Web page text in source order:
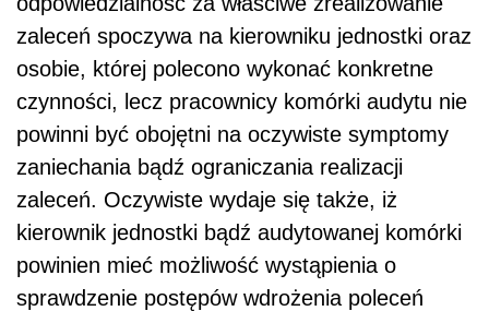
zaleceń spoczywa na kierowniku jednostki oraz
osobie, której polecono wykonać konkretne
czynności, lecz pracownicy komórki audytu nie
powinni być obojętni na oczywiste symptomy
zaniechania bądź ograniczania realizacji
zaleceń. Oczywiste wydaje się także, iż
kierownik jednostki bądź audytowanej komórki
powinien mieć możliwość wystąpienia o
sprawdzenie postępów wdrożenia poleceń